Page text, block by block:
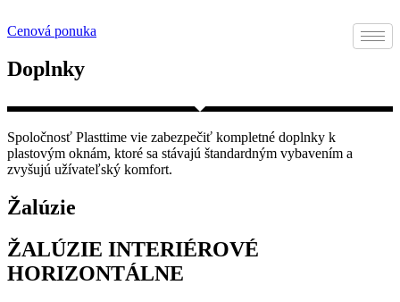
Cenová ponuka
Doplnky
Spoločnosť Plasttime vie zabezpečiť kompletné doplnky k
plastovým oknám, ktoré sa stávajú štandardným vybavením a
zvyšujú užívateľský komfort.
Žalúzie
ŽALÚZIE INTERIÉROVÉ
HORIZONTÁLNE